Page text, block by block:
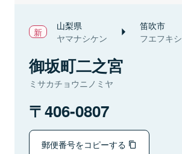
山梨県
ヤマナシケン
笛吹市
フエフキシ
御坂町二之宮
ミサカチョウニノミヤ
406-0807
郵便番号をコピーする